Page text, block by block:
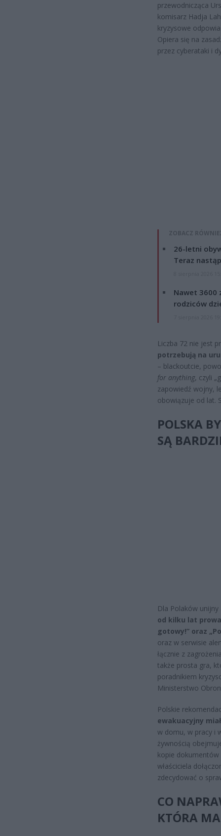
przewodnicząca
komisarz Hadja
kryzysowe
Opiera się na
przez cyberataki i
ZOBACZ
26-letni
Teraz
Nawet 3600
rodziców
Liczba 72 nie jest
potrzebują na
– blackoutcie,
for anything, czyli
zapowiedź wojny,
obowiązuje od lat.
POLSKA
SĄ
Dla Polaków
od kilku lat
gotowy!” oraz
oraz w serwisie
łącznie z
także prosta gra,
poradnikiem
Ministerstwo
Polskie
ewakuacyjny
w domu, w pracy i
żywnością
kopie dokumentów
właściciela
zdecydować o
CO
KTÓRA